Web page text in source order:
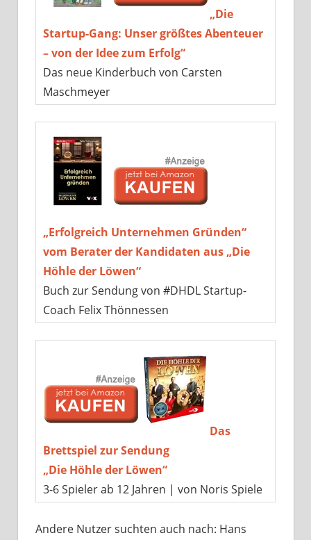
„Die
Startup-Gang: Unser größtes Abenteuer
– von der Idee zum Erfolg“
Das neue Kinderbuch von Carsten
Maschmeyer
„Erfolgreich Unternehmen Gründen“
vom Berater der Kandidaten aus „Die
Höhle der Löwen“
Buch zur Sendung von #DHDL Startup-
Coach Felix Thönnessen
Das
Brettspiel zur Sendung
„Die Höhle der Löwen“
3-6 Spieler ab 12 Jahren | von Noris Spiele
Andere Nutzer suchten auch nach: Hans